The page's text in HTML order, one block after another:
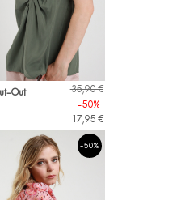
Out
35,90 €
-50%
17,95 €
-50%